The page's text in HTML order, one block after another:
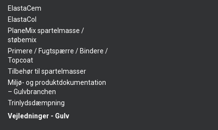
ElastaCem
ElastaCol
PlaneMix spartelmasse /
støbemix
Primere / Fugtspærre / Bindere /
Topcoat
Tilbehør til spartelmasser
Miljø- og produktdokumentation
– Gulvbranchen
Trinlydsdæmpning
Vejledninger - Gulv